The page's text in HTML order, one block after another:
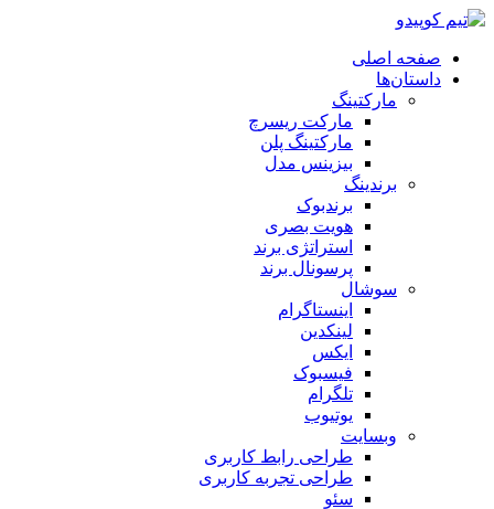
صفحه اصلی
داستان‌ها
مارکتینگ
مارکت ریسرچ
مارکتینگ پلن
بیزینس مدل
برندینگ
برندبوک
هویت بصری
استراتژی برند
پرسونال برند
سوشال
اینستاگرام
لینکدین
ایکس
فیسبوک
تلگرام
یوتیوب
وبسایت
طراحی رابط کاربری
طراحی تجربه کاربری
سئو